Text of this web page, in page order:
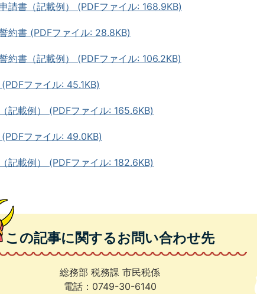
請書（記載例） (PDFファイル: 168.9KB)
約書 (PDFファイル: 28.8KB)
約書（記載例） (PDFファイル: 106.2KB)
ファイル: 45.1KB)
記載例） (PDFファイル: 165.6KB)
ファイル: 49.0KB)
記載例） (PDFファイル: 182.6KB)
この記事に関するお問い合わせ先
総務部 税務課 市民税係
電話：0749-30-6140